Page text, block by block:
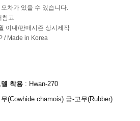
차가 있을 수 있습니다.
참고
이내/판매시즌 상시제작
/ Made in Korea
델 착용: Hwan-270
(Cowhide chamois) 굽-고무(Rubber)